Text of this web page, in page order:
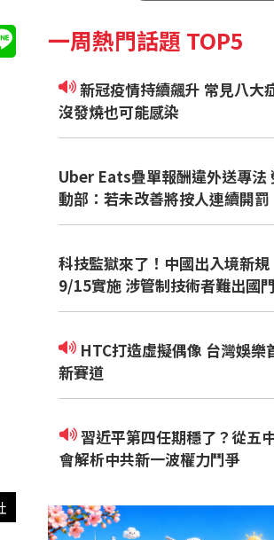
一周熱門話題 TOP5
新冠疫情持續飆升 常見八大症狀
沒發燒也可能感染
Uber Eats疊單報酬違外送專法
動部：若未改善將按人連續開罰
科技監獄來了！中國出入境新規
9/15實施 涉管制技術者難出國門
新賽道
習近平第四任期穩了？從五中全
會解析中共新一波權力鬥爭